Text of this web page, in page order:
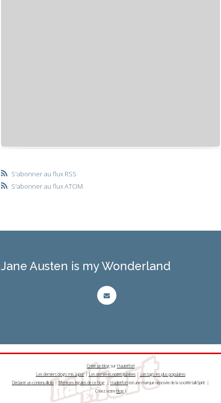
S'abonner au flux RSS
S'abonner au flux ATOM
Jane Austen is my Wonderland
Créer un blogsur Hautetfort
Les derniers blogs mis à jour|Les dernières notes publiées| Les tags les plus populaires
Déclarer un contenu illicite| Mentions légales de ce blog |Hautetfortest une marque déposée de la société talkSpirit |
Créez votreblog!